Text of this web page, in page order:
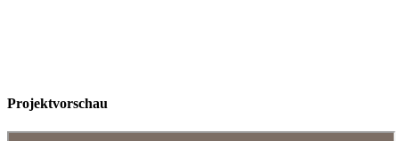
Projektvorschau